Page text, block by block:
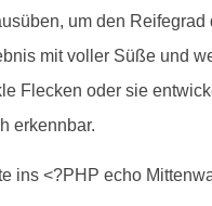
um den
mit voller Süße und
Flecken oder sie
erkennbar.